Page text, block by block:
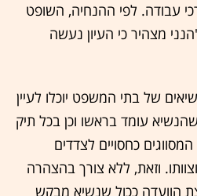
עבודה. לפי ההנחיה, השופט
מצהיר כי העיון נעשה
של בתי המשפט יוכלו לעיין
עומד בראשו וכן בכל תיק
כחסויים לצדדים
וזאת, ללא צורך בהצהרה
הוועדה ככול שנשיא מבקש